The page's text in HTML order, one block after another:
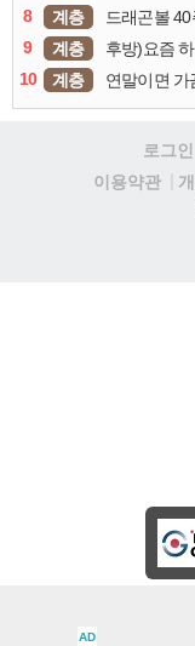
8
계층 드래곤볼
9
계층 후방)요즘
10
계층 연말이면 가
로그인
이용약관
AD